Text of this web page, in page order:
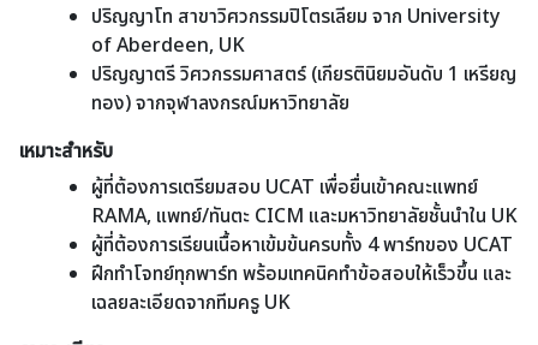
ปริญญาโท สาขาวิศวกรรมปิโตรเลียม จาก University
of Aberdeen, UK
ปริญญาตรี วิศวกรรมศาสตร์ (เกียรตินิยมอันดับ 1 เหรียญ
ทอง) จากจุฬาลงกรณ์มหาวิทยาลัย
เหมาะสำหรับ
ผู้ที่ต้องการเตรียมสอบ UCAT เพื่อยื่นเข้าคณะแพทย์
RAMA, แพทย์/ทันตะ CICM และมหาวิทยาลัยชั้นนำใน UK
ผู้ที่ต้องการเรียนเนื้อหาเข้มข้นครบทั้ง 4 พาร์ทของ UCAT
ฝึกทำโจทย์ทุกพาร์ท พร้อมเทคนิคทำข้อสอบให้เร็วขึ้น และ
เฉลยละเอียดจากทีมครู UK